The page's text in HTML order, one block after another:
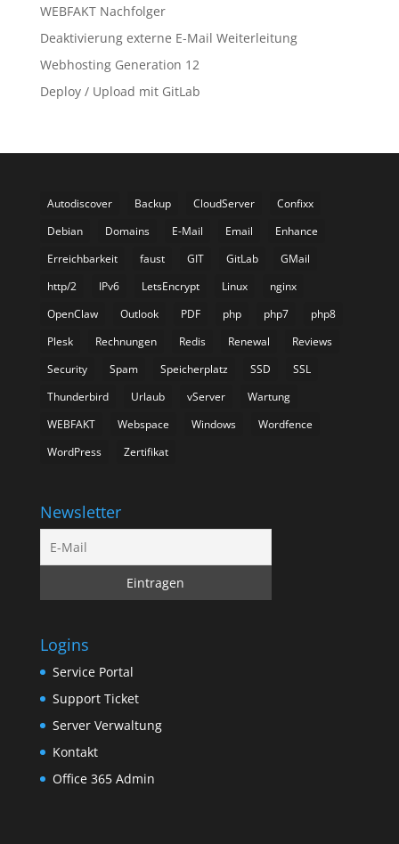
WEBFAKT Nachfolger
Deaktivierung externe E-Mail Weiterleitung
Webhosting Generation 12
Deploy / Upload mit GitLab
Autodiscover Backup CloudServer
Confixx
Debian
Domains E-Mail Email
Enhance
Erreichbarkeit
faust GIT GitLab
GMail
http/2
IPv6 LetsEncrypt Linux
nginx
OpenClaw
Outlook PDF php php7
php8
Plesk
Rechnungen Redis Renewal
Reviews
Security
Spam Speicherplatz SSD
SSL
Thunderbird
Urlaub vServer
Wartung
WEBFAKT
Webspace Windows
Wordfence
WordPress
Zertifikat
Newsletter
Logins
Service Portal
Support Ticket
Server Verwaltung
Kontakt
Office 365 Admin